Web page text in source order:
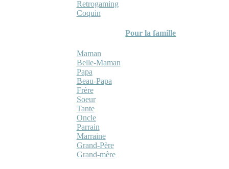
Retrogaming
Coquin
Pour la famille
Maman
Belle-Maman
Papa
Beau-Papa
Frère
Soeur
Tante
Oncle
Parrain
Marraine
Grand-Père
Grand-mère